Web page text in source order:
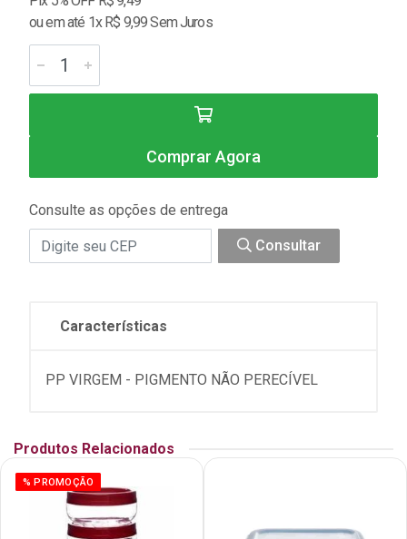
ou em até 1x R$ 9,99 Sem Juros
Comprar Agora
Consulte as opções de entrega
Consultar
Características
PP VIRGEM - PIGMENTO NÃO PERECÍVEL
Produtos Relacionados
% PROMOÇÃO